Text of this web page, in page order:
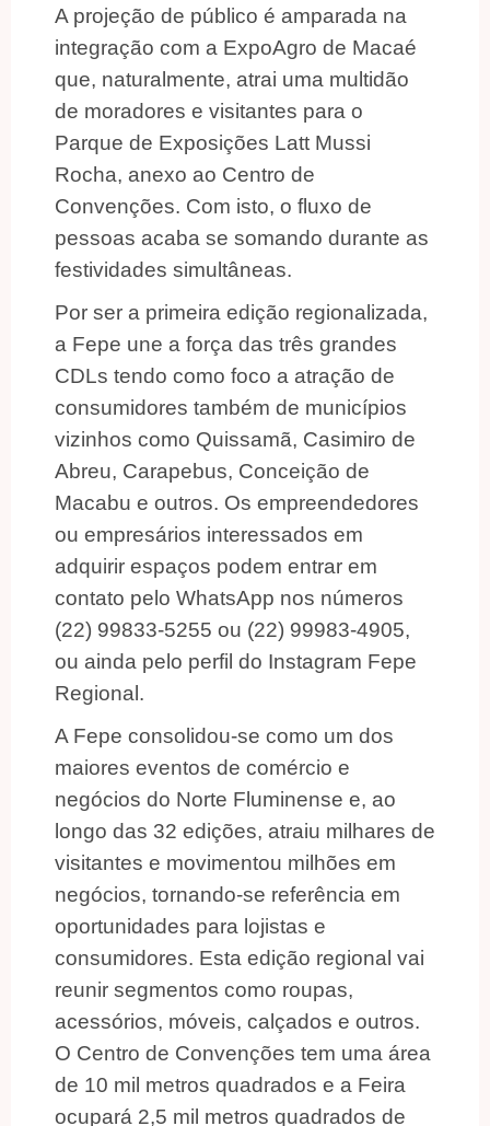
A projeção de público é amparada na
integração com a ExpoAgro de Macaé
que, naturalmente, atrai uma multidão
de moradores e visitantes para o
Parque de Exposições Latt Mussi
Rocha, anexo ao Centro de
Convenções. Com isto, o fluxo de
pessoas acaba se somando durante as
festividades simultâneas.
Por ser a primeira edição regionalizada,
a Fepe une a força das três grandes
CDLs tendo como foco a atração de
consumidores também de municípios
vizinhos como Quissamã, Casimiro de
Abreu, Carapebus, Conceição de
Macabu e outros. Os empreendedores
ou empresários interessados em
adquirir espaços podem entrar em
contato pelo WhatsApp nos números
(22) 99833-5255 ou (22) 99983-4905,
ou ainda pelo perfil do Instagram Fepe
Regional.
A Fepe consolidou-se como um dos
maiores eventos de comércio e
negócios do Norte Fluminense e, ao
longo das 32 edições, atraiu milhares de
visitantes e movimentou milhões em
negócios, tornando-se referência em
oportunidades para lojistas e
consumidores. Esta edição regional vai
reunir segmentos como roupas,
acessórios, móveis, calçados e outros.
O Centro de Convenções tem uma área
de 10 mil metros quadrados e a Feira
ocupará 2,5 mil metros quadrados de